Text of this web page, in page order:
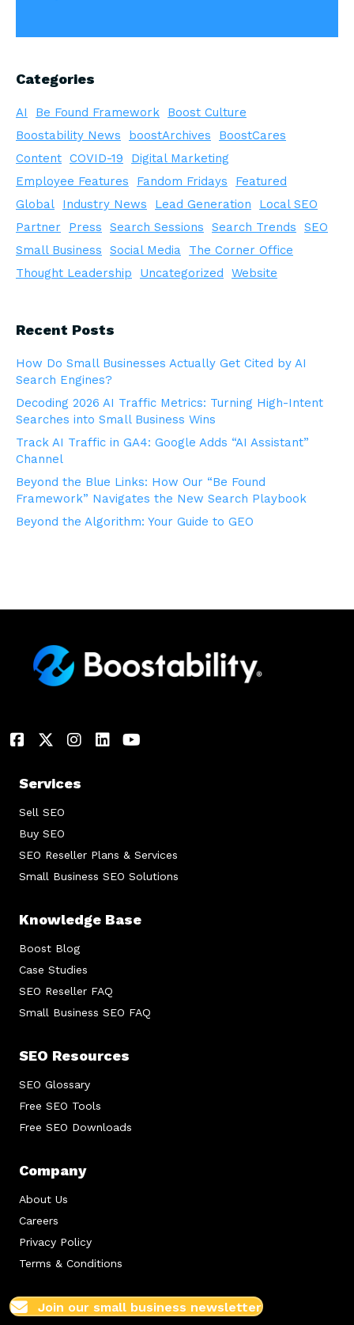
Categories
AI Be Found Framework
Boost Culture
Boostability News
boostArchives
BoostCares
Content COVID-19
Digital Marketing
Employee Features
Fandom Fridays
Featured
Global
Industry News Lead Generation
Local SEO
Partner
Press Search Sessions Search Trends
SEO
Small Business
Social Media
The Corner Office
Thought Leadership
Uncategorized Website
Recent Posts
How Do Small Businesses Actually Get Cited by AI
Search Engines?
Decoding 2026 AI Traffic Metrics: Turning High-Intent
Searches into Small Business Wins
Track AI Traffic in GA4: Google Adds “AI Assistant”
Channel
Beyond the Blue Links: How Our “Be Found
Framework” Navigates the New Search Playbook
Beyond the Algorithm: Your Guide to GEO
Services
Sell SEO
Buy SEO
SEO Reseller Plans & Services
Small Business SEO Solutions
Knowledge Base
Boost Blog
Case Studies
SEO Reseller FAQ
Small Business SEO FAQ
SEO Resources
SEO Glossary
Free SEO Tools
Free SEO Downloads
Company
About Us
Careers
Privacy Policy
Terms & Conditions
Join our small business newsletter